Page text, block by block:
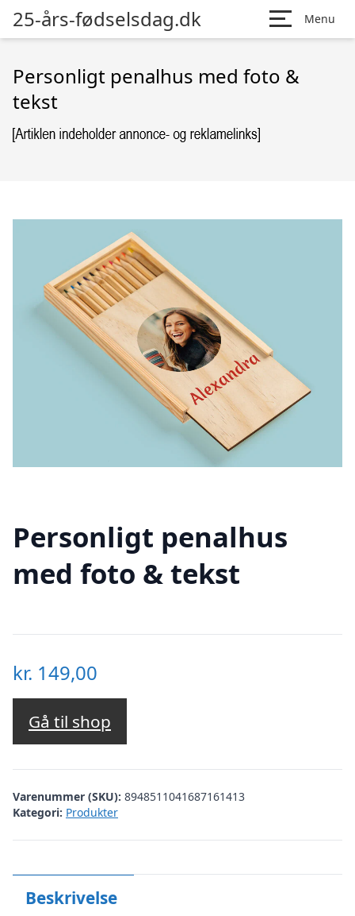
25-års-fødselsdag.dk Menu
Personligt penalhus med foto &
tekst
Personligt penalhus
med foto & tekst
kr. 149,00
Gå til shop
Varenummer (SKU): 8948511041687161413
Kategori: Produkter
Beskrivelse